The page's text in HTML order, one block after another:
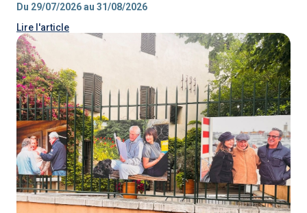
Du 29/07/2026 au 31/08/2026
Lire l'article